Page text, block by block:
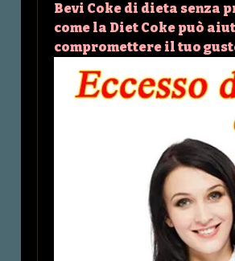
Bevi Coke di dieta senza
come la Diet Coke può
compromettere il tuo